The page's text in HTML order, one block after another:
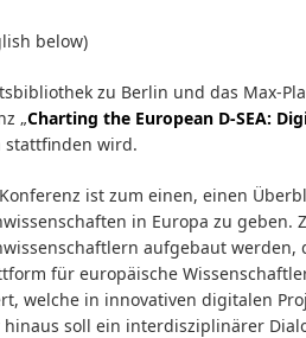
below)
zu Berlin und das Max-
„Charting the European D-SEA:
stattfinden wird.
ist zum einen, einen
in Europa zu geben.
aufgebaut
für europäische
welche in innovativen digitalen
hinaus soll ein interdisziplinärer